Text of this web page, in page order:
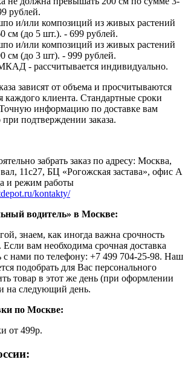
рублей.
и/или композиций из живых растений
см (до 5 шт.). - 699 рублей.
и/или композиций из живых растений
см (до 3 шт). - 999 рублей.
- рассчитывается индивидуально.
зависят от объема и просчитываются
каждого клиента. Стандартные сроки
информацию по доставке вам
подтверждении заказа.
забрать заказ по адресу: Москва,
11с27, БЦ «Рогожская застава», офис А
и режим работы
kontakty/
водитель» в Москве:
знаем, как иногда важна срочность
Если вам необходима срочная доставка
с нами по телефону: +7 499 704-25-98. Наш
подобрать для Вас персонального
товар в этот же день (при оформлении
на следующий день.
по Москве:
от 499р.